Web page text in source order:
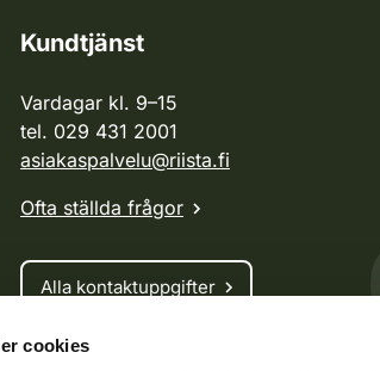
cookies
Kundtjänst
Vardagar kl. 9–15
tel. 029 431 2001
asiakaspalvelu@riista.fi
Ofta ställda frågor
Alla kontaktuppgifter
Jaktkort